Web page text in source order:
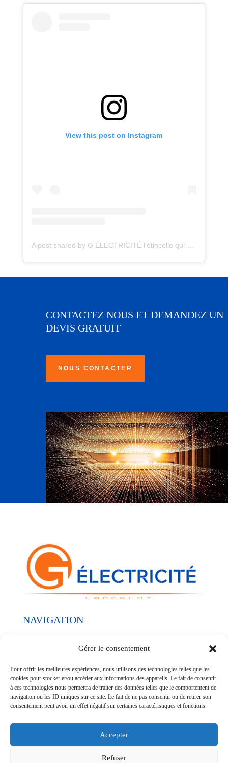
Gérer le consentement
Pour offrir les meilleures expériences, nous utilisons des technologies telles que les
cookies pour stocker et/ou accéder aux informations des appareils. Le fait de consentir
à ces technologies nous permettra de traiter des données telles que le comportement de
navigation ou les ID uniques sur ce site. Le fait de ne pas consentir ou de retirer son
consentement peut avoir un effet négatif sur certaines caractéristiques et fonctions.
Accepter
Refuser
View this post on Instagram
CONTACTEZ NOUS ET DEMANDEZ UN
DEVIS GRATUIT
NOUS CONTACTER
NAVIGATION
Qui sommes-nous ?
SUIVEZ-NOUS
© G Électricité - SIREN 952700771 - Réalisation